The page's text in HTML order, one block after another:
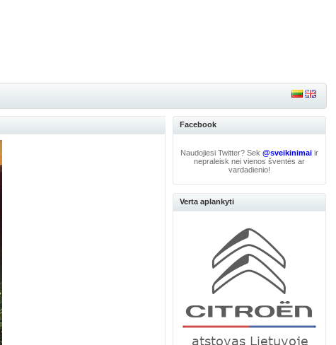
Facebook
Naudojiesi Twitter? Sek@sveikinimai ir
nepraleisk nei vienos šventės ar
vardadienio!
Verta aplankyti